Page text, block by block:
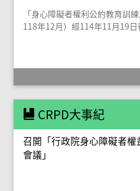
「身心障礙者權利公約教育訓
118年12月）經114年11月19
CRPD大事紀
召開「行政院身心障礙者
會議」